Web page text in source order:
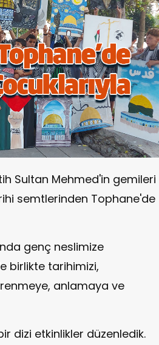
Sultan Mehmed'in gemileri
semtlerinden Tophane'de
genç neslimize
birlikte tarihimizi,
anlamaya ve
dizi etkinlikler düzenledik.